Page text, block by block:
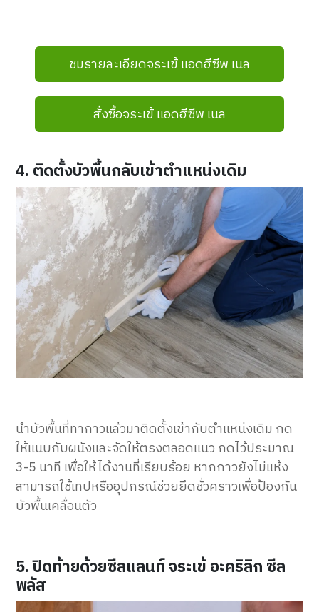
ชมรายละเอียดจระเข้ แอดฮีซีพ เนล
สั่งซื้อจระเข้ แอดฮีซีพ เนล
4. ติดตั้งบัวพื้นกลับเข้าตำแหน่งเดิม
นำบัวพื้นที่ทากาวแล้วมาติดตั้งเข้ากับตำแหน่งเดิม กด
ให้แนบกับผนังและจัดให้ตรงตลอดแนว กดไว้ประมาณ
3-5 นาที เพื่อให้ได้งานที่เรียบร้อย หากกาวยังไม่แห้ง
สามารถใช้เทปหรืออุปกรณ์ช่วยยึดชั่วคราวเพื่อป้องกัน
บัวพื้นเคลื่อนตัว
5. ปิดท้ายด้วยซีลแลนท์ จระเข้ อะคริลิก ซีล
พลัส